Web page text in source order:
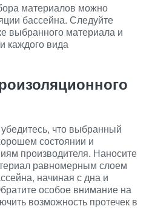
материалов можно
бассейна. Следуйте
выбранного материала и
каждого вида
что выбранный
состоянии и
производителя. Наносите
равномерным слоем
начиная с дна и
особое внимание на
возможность протечек в